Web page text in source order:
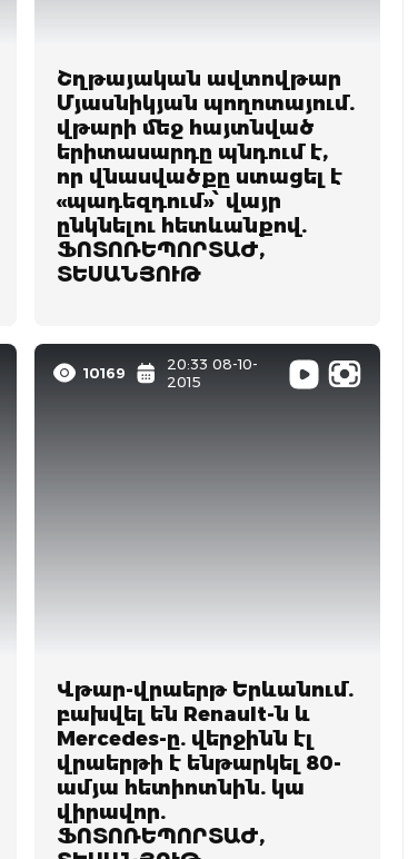
Շղթայական ավտովթար
Մյասնիկյան պողոտայում.
վթարի մեջ հայտնված
երիտասարդը պնդում է,
որ վնասվածքը ստացել է
«պադեզդում»՝ վայր
ընկնելու հետևանքով.
ՖՈՏՈՌԵՊՈՐՏԱԺ,
ՏԵՍԱՆՅՈՒԹ
10169
20:33 08-10-
2015
Վթար-վրաերթ Երևանում.
բախվել են Renault-ն և
Mercedes-ը. վերջինն էլ
վրաերթի է ենթարկել 80-
ամյա հետիոտնին. կա
վիրավոր.
ՖՈՏՈՌԵՊՈՐՏԱԺ,